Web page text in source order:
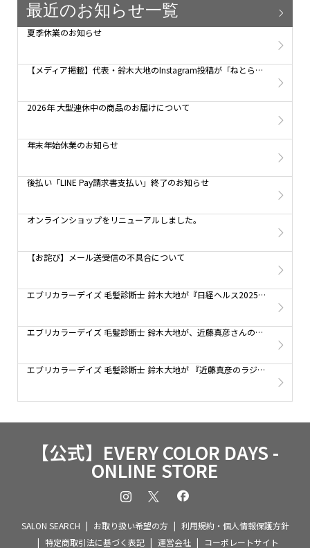
最近のお知らせ一覧
夏季休業のお知らせ
【メディア掲載】代表・鈴木大地のInstagram投稿が「ねとらぼ」で紹介されました！
2026年 大型連休中の商品のお届けについて
年末年始休業のお知らせ
後払い「LINE Pay請求書支払い」終了のお知らせ
オンラインショップをリニューアルしました。
【お詫び】メール送受信の不具合について
エブリカラーデイズ 毛髪診断士 鈴木大地が『日経ヘルス2025春号』で【白髪ケア】についてお伝えしています。
エブリカラーデイズ 毛髪診断士 鈴木大地が、近藤真彦さんのラジオ番組『近藤真彦のRADIO GARAG』に2週にわたってゲスト出演しました。
エブリカラーデイズ 毛髪診断士 鈴木大地が 『近藤真彦のラジオガレージ』【3/2, 3/9放送】に出演します！
【公式】EVERY COLOR DAYS -
ONLINE STORE
SALON SEARCH お取り扱い希望の方
利用規約・個人情報保護方針
特定商取引法に基づく表記
運営会社 コーポレートサイト